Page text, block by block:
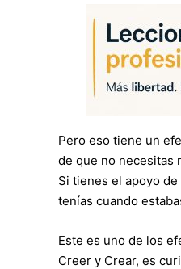
Pero eso tiene un
de que no necesitas
Si tienes el apoyo
tenías cuando
Este es uno de los
Creer y Crear, es